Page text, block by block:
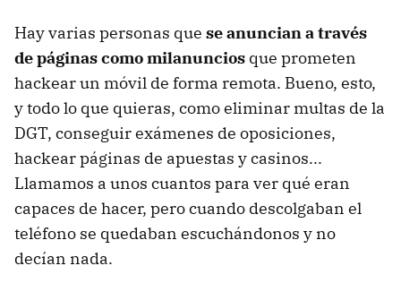
Hay varias personas que se anuncian a través
de páginas como milanuncios que prometen
hackear un móvil de forma remota. Bueno, esto,
y todo lo que quieras, como eliminar multas de la
DGT, conseguir exámenes de oposiciones,
hackear páginas de apuestas y casinos...
Llamamos a unos cuantos para ver qué eran
capaces de hacer, pero cuando descolgaban el
teléfono se quedaban escuchándonos y no
decían nada.